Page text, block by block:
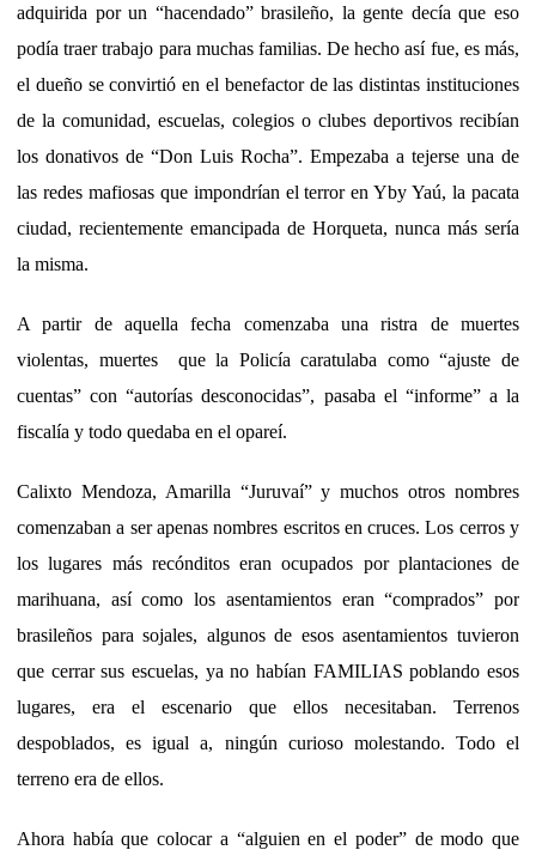
adquirida por un “hacendado” brasileño, la gente decía que eso
podía traer trabajo para muchas familias. De hecho así fue, es más,
el dueño se convirtió en el benefactor de las distintas instituciones
de la comunidad, escuelas, colegios o clubes deportivos recibían
los donativos de “Don Luis Rocha”. Empezaba a tejerse una de
las redes mafiosas que impondrían el terror en Yby Yaú, la pacata
ciudad, recientemente emancipada de Horqueta, nunca más sería
la misma.
A partir de aquella fecha comenzaba una ristra de muertes
violentas, muertes
que la Policía caratulaba como “ajuste de
cuentas” con “autorías desconocidas”, pasaba el “informe” a la
fiscalía y todo quedaba en el opareí.
Calixto Mendoza, Amarilla “Juruvaí” y muchos otros nombres
comenzaban a ser apenas nombres escritos en cruces. Los cerros y
los lugares más recónditos eran ocupados por plantaciones de
marihuana, así como los asentamientos eran “comprados” por
brasileños para sojales, algunos de esos asentamientos tuvieron
que cerrar sus escuelas, ya no habían FAMILIAS poblando esos
lugares, era el escenario que ellos necesitaban. Terrenos
despoblados, es igual a, ningún curioso molestando. Todo el
terreno era de ellos.
Ahora había que colocar a “alguien en el poder” de modo que